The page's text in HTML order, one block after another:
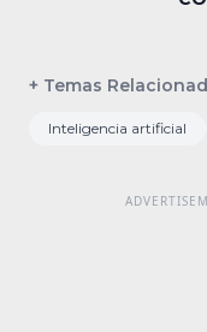
+ Temas
Inteligencia artificial